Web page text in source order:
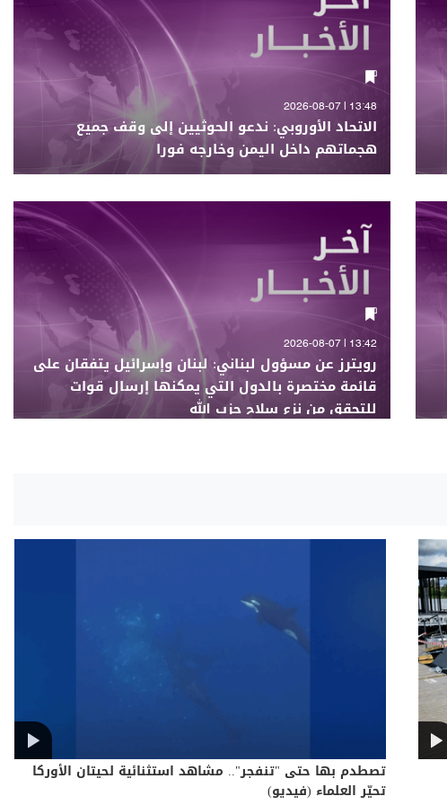
13:48 | 2026-08-07
الاتحاد الأوروبي: ندعو الحوثيين إلى وقف جميع
هجماتهم داخل اليمن وخارجه فورا
13:42 | 2026-08-07
رويترز عن مسؤول لبناني: لبنان وإسرائيل يتفقان على
قائمة مختصرة بالدول التي يمكنها إرسال قوات
للتحقق من نزع سلاح حزب الله
تصطدم بها حتى "تنفجر".. مشاهد استثنائية لحيتان الأوركا
تحيّر العلماء (فيديو)